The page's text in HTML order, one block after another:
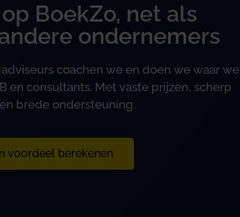
BoekZo, net als
ondernemers
coachen we en doen we waar we
en consultants. Met vaste prijzen, scherp
brede ondersteuning.
voordeel berekenen